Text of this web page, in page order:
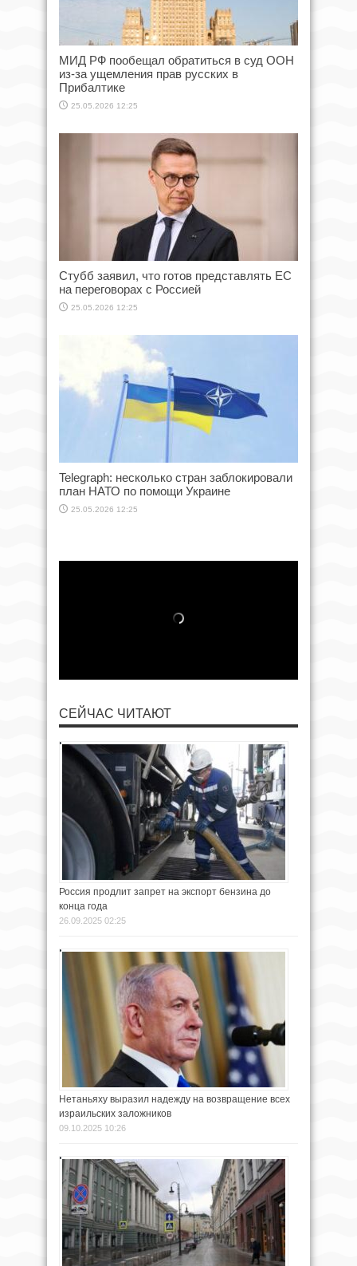
МИД РФ пообещал обратиться в суд ООН
из-за ущемления прав русских в
Прибалтике
25.05.2026 12:25
Стубб заявил, что готов представлять ЕС
на переговорах с Россией
25.05.2026 12:25
Telegraph: несколько стран заблокировали
план НАТО по помощи Украине
25.05.2026 12:25
СЕЙЧАС ЧИТАЮТ
Россия продлит запрет на экспорт бензина до
конца года
26.09.2025 02:25
Нетаньяху выразил надежду на возвращение всех
израильских заложников
09.10.2025 10:26